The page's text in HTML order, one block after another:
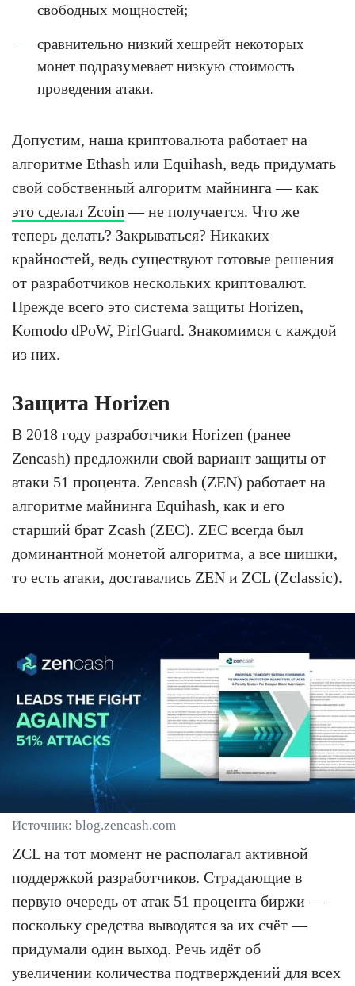
свободных мощностей;
сравнительно низкий хешрейт некоторых
монет подразумевает низкую стоимость
проведения атаки.
Допустим, наша криптовалюта работает на
алгоритме Ethash или Equihash, ведь придумать
свой собственный алгоритм майнинга — как
это сделал Zcoin — не получается. Что же
теперь делать? Закрываться? Никаких
крайностей, ведь существуют готовые решения
от разработчиков нескольких криптовалют.
Прежде всего это система защиты Horizen,
Komodo dPoW, PirlGuard. Знакомимся с каждой
из них.
Защита Horizen
В 2018 году разработчики Horizen (ранее
Zencash) предложили свой вариант защиты от
атаки 51 процента. Zencash (ZEN) работает на
алгоритме майнинга Equihash, как и его
старший брат Zcash (ZEC). ZEC всегда был
доминантной монетой алгоритма, а все шишки,
то есть атаки, доставались ZEN и ZCL (Zclassic).
Источник: blog.zencash.com
ZCL на тот момент не располагал активной
поддержкой разработчиков. Страдающие в
первую очередь от атак 51 процента биржи —
поскольку средства выводятся за их счёт —
придумали один выход. Речь идёт об
увеличении количества подтверждений для всех